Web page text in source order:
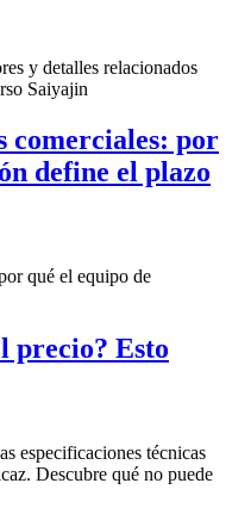
y detalles relacionados
Saiyajin
comerciales: por
define el plazo
qué el equipo de
precio? Esto
especificaciones técnicas
Descubre qué no puede